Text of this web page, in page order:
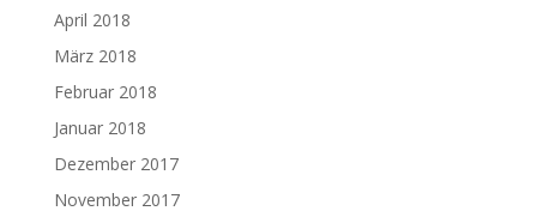
April 2018
März 2018
Februar 2018
Januar 2018
Dezember 2017
November 2017